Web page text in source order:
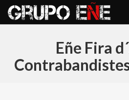
CONCIERTOS
Eñe Fira